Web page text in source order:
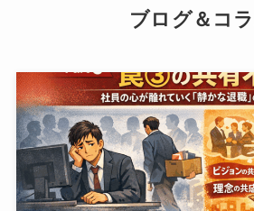
ブログ＆コ